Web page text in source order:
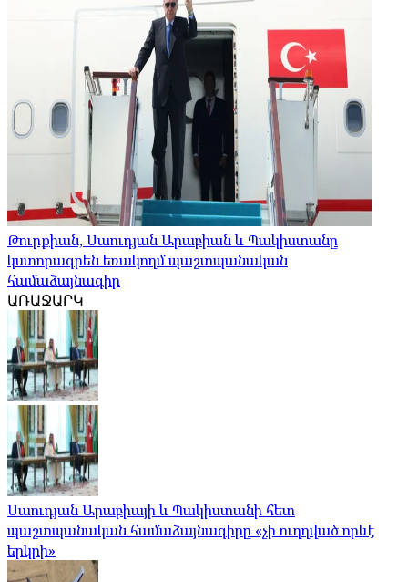
Թուրքիան, Սաուդյան Արաբիան և Պակիստանը
կստորագրեն եռակողմ պաշտպանական
համաձայնագիր
ԱՌԱՋԱՐԿ
Սաուդյան Արաբիայի և Պակիստանի հետ
պաշտպանական համաձայնագիրը «չի ուղղված որևէ
երկրի»